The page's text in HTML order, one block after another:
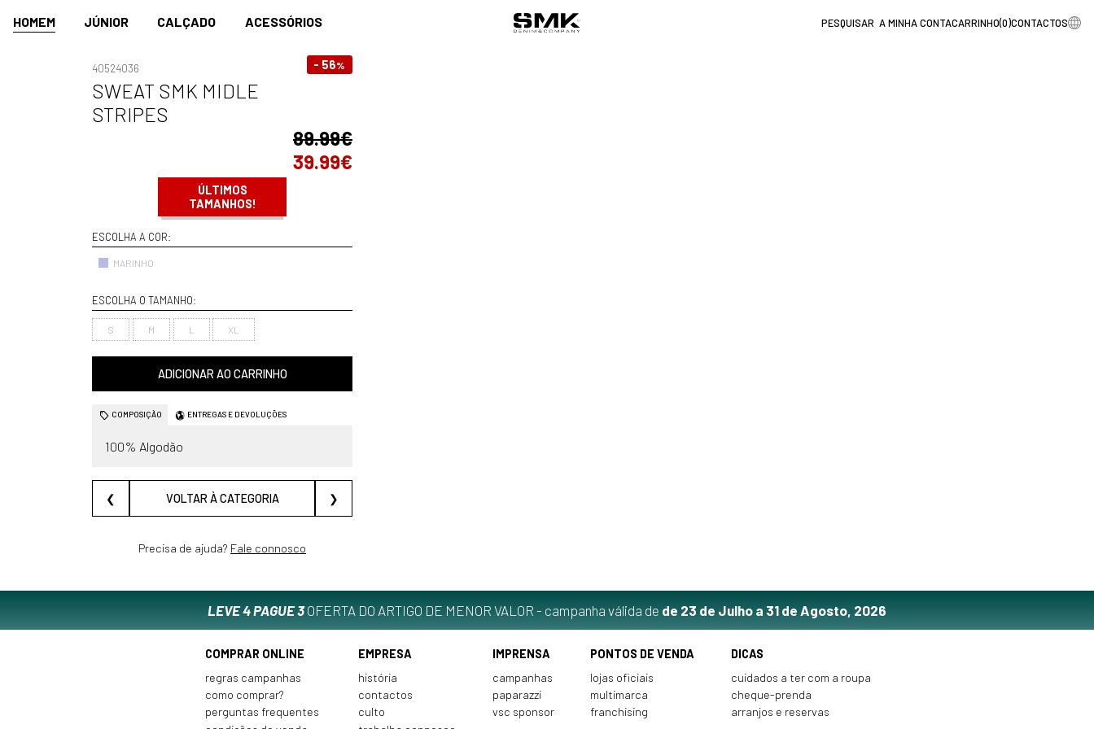
HOMEM JÚNIOR CALÇADO ACESSÓRIOS A MINHA CONTACARRINHO(0)CONTACTOS
- 56%
40524036
SWEAT SMK MIDLE
STRIPES
89.99€
39.99€
ÚLTIMOS
TAMANHOS!
ESCOLHA A COR:
MARINHO
ESCOLHA O TAMANHO:
S M L XL
ADICIONAR AO CARRINHO
COMPOSIÇÃO ENTREGAS E DEVOLUÇÕES
100% Algodão
❮ VOLTAR À CATEGORIA ❯
Precisa de ajuda? Fale connosco
LEVE 4 PAGUE 3OFERTA DO ARTIGO DE MENOR VALOR - campanha válida de de 23 de Julho a 31 de Agosto, 2026
COMPRAR ONLINE
regras campanhas
como comprar?
perguntas frequentes
EMPRESA
história
contactos
culto
IMPRENSA
campanhas
paparazzi
vsc sponsor
PONTOS DE VENDA
lojas oficiais
multimarca
franchising
DICAS
cuidados a ter com a roupa
cheque-prenda
arranjos e reservas